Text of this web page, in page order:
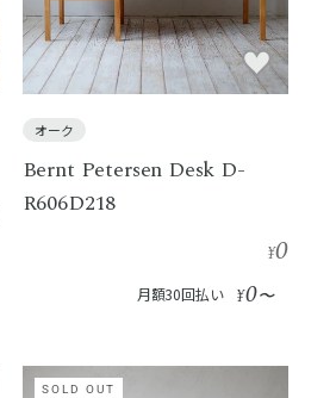
オーク
Bernt Petersen Desk D-
R606D218
¥0
月額30回払い ¥0〜
SOLD OUT